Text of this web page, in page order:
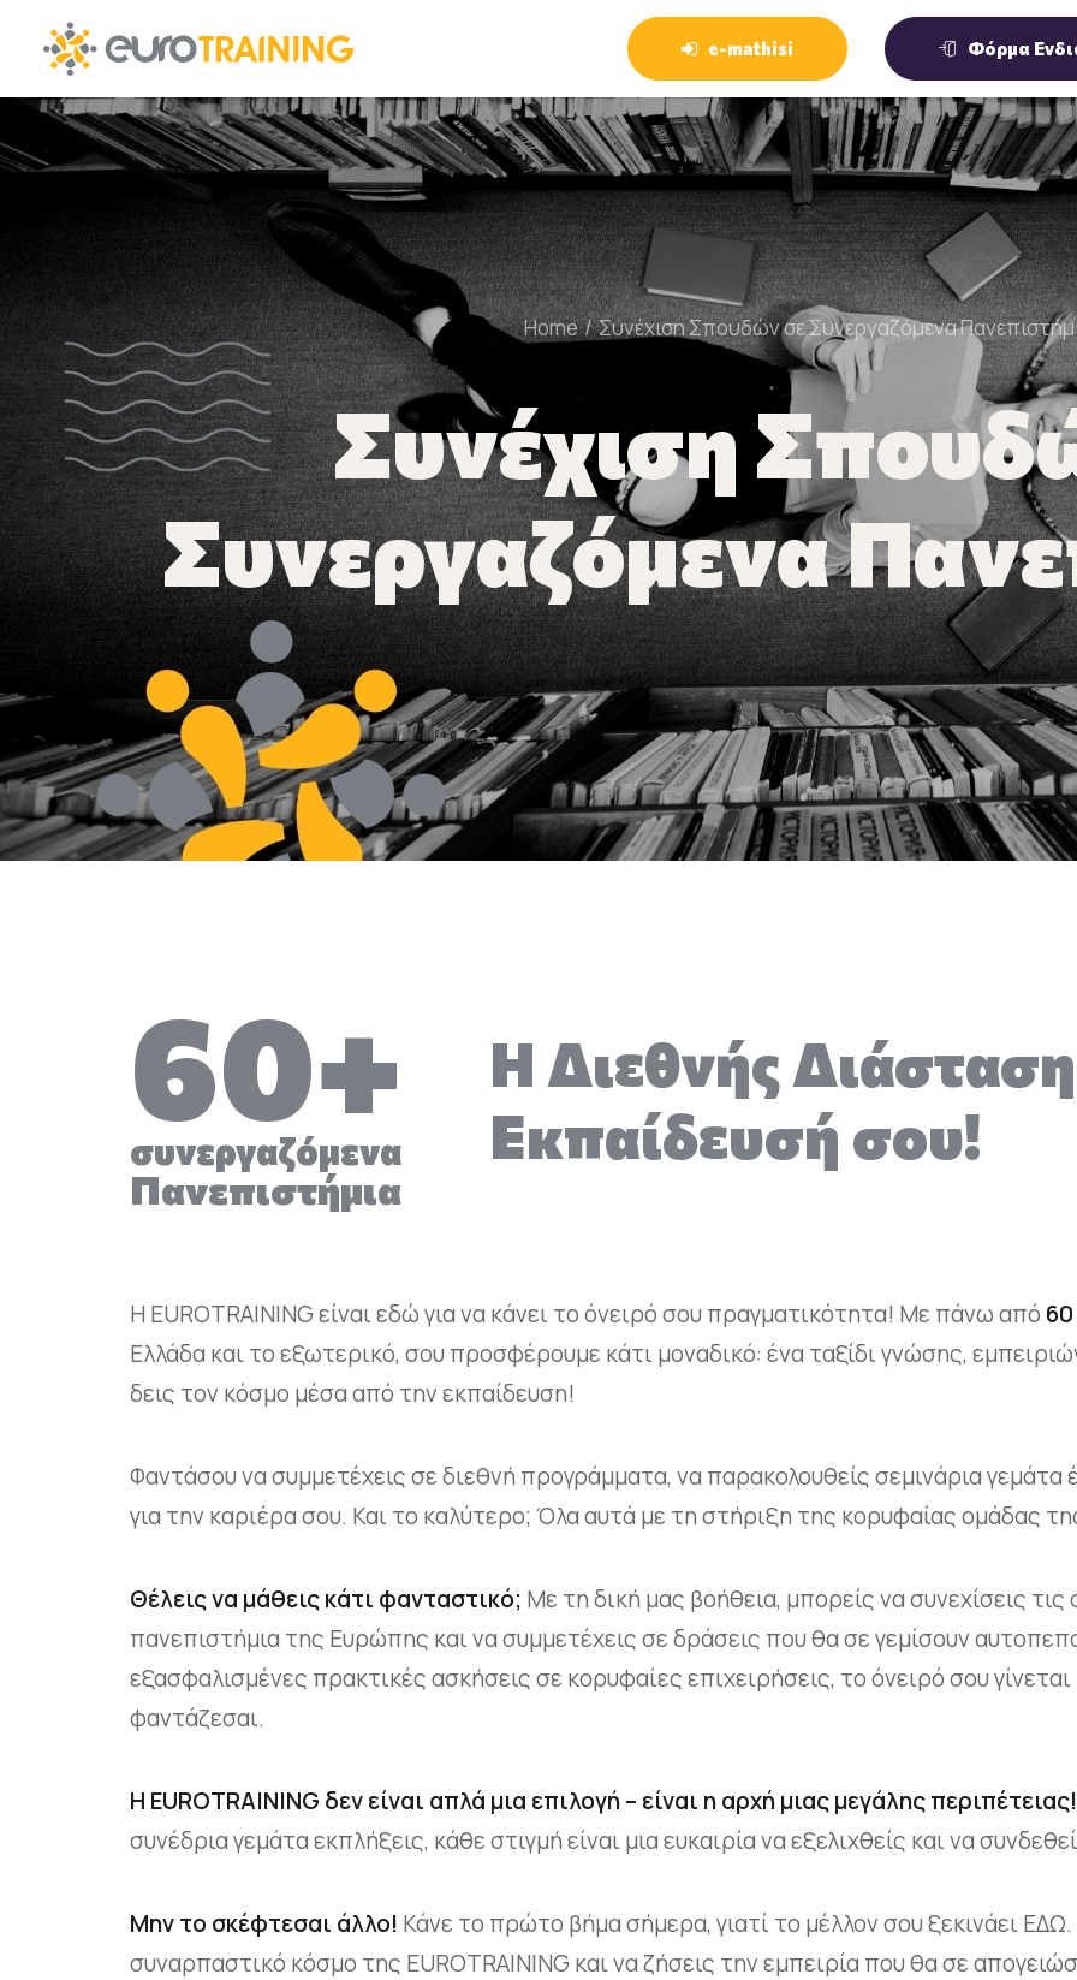
e-mathisi Φόρμα
Home Συνέχιση Σπουδών σε Συνεργαζόμενα
Συνέχιση
Συνεργαζόμενα
60+
συνεργαζόμενα
Πανεπιστήμια
Η Διεθνής
Εκπαίδευσή σου!
Η EUROTRAINING είναι εδώ για να κάνει το όνειρό σου πραγματικότητα! Με πάνω από
Ελλάδα και το εξωτερικό, σου προσφέρουμε κάτι μοναδικό: ένα ταξίδι γνώσης,
δεις τον κόσμο μέσα από την εκπαίδευση!
Φαντάσου να συμμετέχεις σε διεθνή προγράμματα, να παρακολουθείς σεμινάρια γεμάτα
για την καριέρα σου. Και το καλύτερο; Όλα αυτά με τη στήριξη της κορυφαίας ομάδας
Θέλεις να μάθεις κάτι φανταστικό; Με τη δική μας βοήθεια, μπορείς να συνεχίσεις
πανεπιστήμια της Ευρώπης και να συμμετέχεις σε δράσεις που θα σε γεμίσουν
εξασφαλισμένες πρακτικές ασκήσεις σε κορυφαίες επιχειρήσεις, το όνειρό σου
φαντάζεσαι.
Η EUROTRAINING δεν είναι απλά μια επιλογή – είναι η αρχή μιας μεγάλης περιπέτειας!
συνέδρια γεμάτα εκπλήξεις, κάθε στιγμή είναι μια ευκαιρία να εξελιχθείς και να
Μην το σκέφτεσαι άλλο! Κάνε το πρώτο βήμα σήμερα, γιατί το μέλλον σου ξεκινάει
συναρπαστικό κόσμο της EUROTRAINING και να ζήσεις την εμπειρία που θα σε